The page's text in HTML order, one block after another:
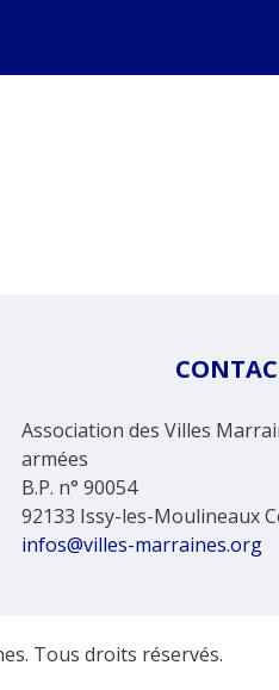
Association des Villes
armées
B.P. n° 90054
92133 Issy-les-Moulineaux
infos@villes-marraines.org
Tous droits réservés.